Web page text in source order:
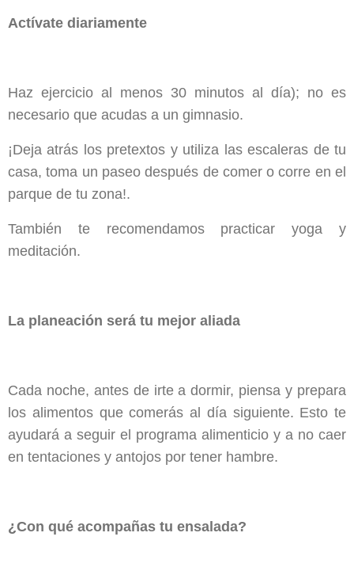
Actívate diariamente
Haz ejercicio al menos 30 minutos al día); no es
necesario que acudas a un gimnasio.
¡Deja atrás los pretextos y utiliza las escaleras de tu
casa, toma un paseo después de comer o corre en el
parque de tu zona!.
También te recomendamos practicar yoga y
meditación.
La planeación será tu mejor aliada
Cada noche, antes de irte a dormir, piensa y prepara
los alimentos que comerás al día siguiente. Esto te
ayudará a seguir el programa alimenticio y a no caer
en tentaciones y antojos por tener hambre.
¿Con qué acompañas tu ensalada?